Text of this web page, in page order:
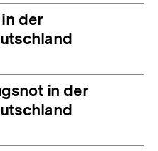
der
in der